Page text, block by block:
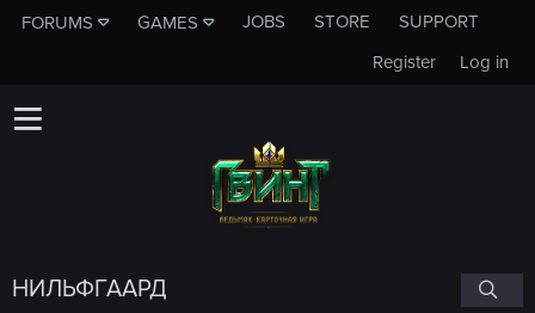
FORUMS GAMES JOBS STORE
SUPPORT
Log in
Register
НИЛЬФГААРД